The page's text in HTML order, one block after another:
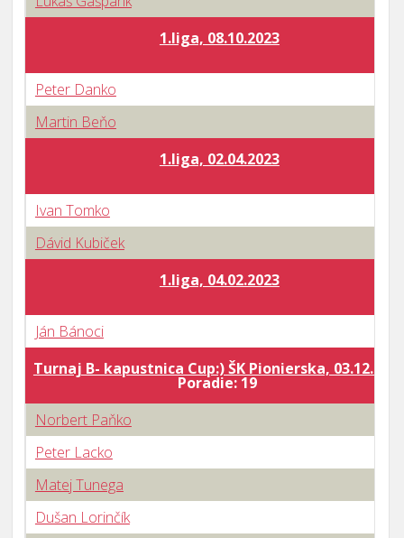
1.liga, 08.10.2023
Peter Danko
Martin Beňo
1.liga, 02.04.2023
Ivan Tomko
Dávid Kubiček
1.liga, 04.02.2023
Ján Bánoci
Turnaj B- kapustnica Cup:) ŠK Pionierska,
Poradie: 19
Norbert Paňko
Peter Lacko
Matej Tunega
Dušan Lorinčík